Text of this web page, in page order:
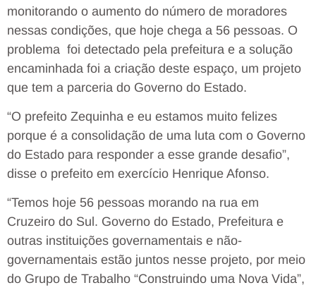
monitorando o aumento do número de moradores
nessas condições, que hoje chega a 56 pessoas. O
problema foi detectado pela prefeitura e a solução
encaminhada foi a criação deste espaço, um projeto
que tem a parceria do Governo do Estado.
“O prefeito Zequinha e eu estamos muito felizes
porque é a consolidação de uma luta com o Governo
do Estado para responder a esse grande desafio”,
disse o prefeito em exercício Henrique Afonso.
“Temos hoje 56 pessoas morando na rua em
Cruzeiro do Sul. Governo do Estado, Prefeitura e
outras instituições governamentais e não-
governamentais estão juntos nesse projeto, por meio
do Grupo de Trabalho “Construindo uma Nova Vida”,